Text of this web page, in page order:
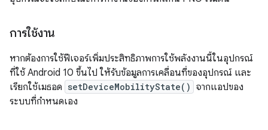
การใช้งาน
หากต้องการใช้ฟีเจอร์เพิ่มประสิทธิภาพการใช้พลังงานนี้ในอุปกรณ์
ที่ใช้ Android 10 ขึ้นไป ให้รับข้อมูลการเคลื่อนที่ของอุปกรณ์ และ
เรียกใช้เมธอด setDeviceMobilityState() จากแอปของ
ระบบที่กำหนดเอง